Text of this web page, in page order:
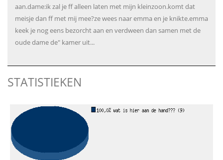
aan.dame:ik zal je ff alleen laten met mijn kleinzoon.komt dat
meisje dan ff met mij mee?ze wees naar emma en je knikte.emma
keek je nog eens bezorcht aan en verdween dan samen met de
oude dame de" kamer uit...
STATISTIEKEN